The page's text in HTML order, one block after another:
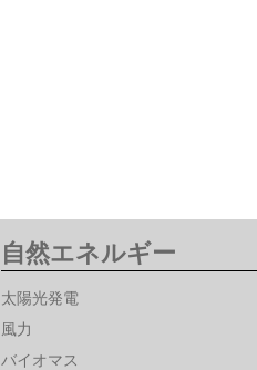
自然エネルギー
太陽光発電
風力
バイオマス